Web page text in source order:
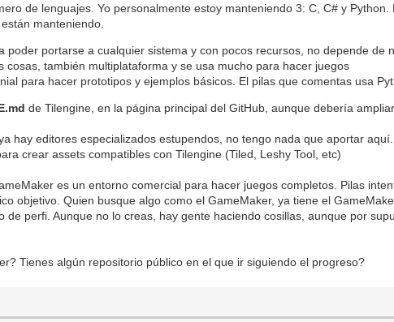
de lenguajes. Yo personalmente estoy manteniendo 3: C, C# y
manteniendo.
poder portarse a cualquier sistema y con pocos recursos, no depende de
cosas, también multiplataforma y se usa mucho para hacer juegos
para hacer prototipos y ejemplos básicos. El pilas que comentas usa
de Tilengine, en la página principal del GitHub, aunque debería
hay editores especializados estupendos, no tengo nada que aportar
crear assets compatibles con Tilengine (Tiled, Leshy Tool, etc)
es un entorno comercial para hacer juegos completos. Pilas
objetivo. Quien busque algo como el GameMaker, ya tiene el
de perfi. Aunque no lo creas, hay gente haciendo cosillas, aunque por
Tienes algún repositorio público en el que ir siguiendo el progreso?